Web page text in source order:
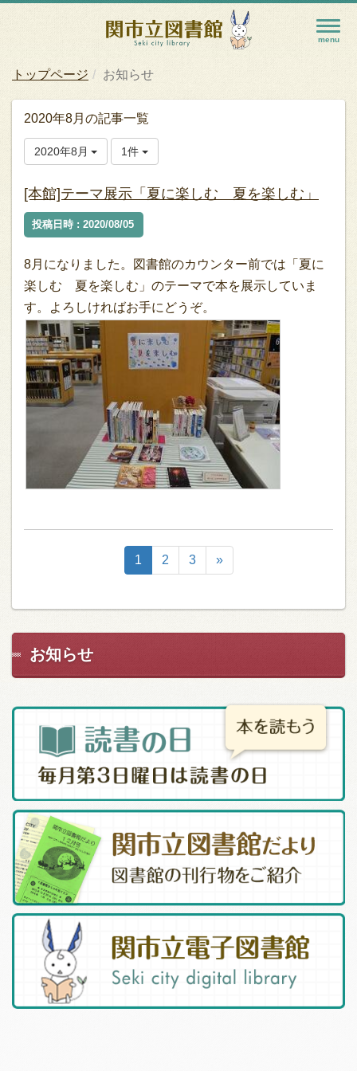
トップページ お知らせ
2020年8月の記事一覧
2020年8月 1件
[本館]テーマ展示「夏に楽しむ 夏を楽しむ」
投稿日時 : 2020/08/05
8月になりました。図書館のカウンター前では「夏に
楽しむ 夏を楽しむ」のテーマで本を展示していま
す。よろしければお手にどうぞ。
1 2 3 »
お知らせ